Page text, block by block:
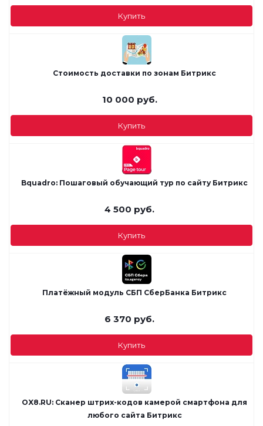
Купить
Стоимость доставки по зонам Битрикс
10 000 руб.
Купить
Bquadro: Пошаговый обучающий тур по сайту Битрикс
4 500 руб.
Купить
Платёжный модуль СБП СберБанка Битрикс
6 370 руб.
Купить
OX8.RU: Сканер штрих-кодов камерой смартфона для
любого сайта Битрикс